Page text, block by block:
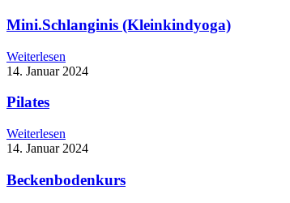
Mini.Schlanginis (Kleinkindyoga)
Weiterlesen
14. Januar 2024
Pilates
Weiterlesen
14. Januar 2024
Beckenbodenkurs